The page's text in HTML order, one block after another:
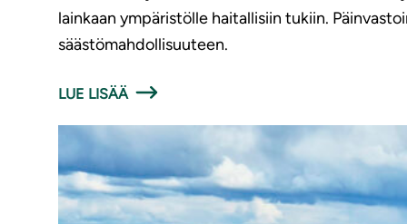
lainkaan ympäristölle haitallisiin tukiin.
säästömahdollisuuteen.
LUE LISÄÄ